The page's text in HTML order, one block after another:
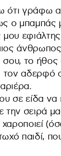
ότι γράφω
ο μπαμπάς
εφιάλτης
σου, το ήθος
τον αδερφό
σε είδα να
την σειρά
παιδί,